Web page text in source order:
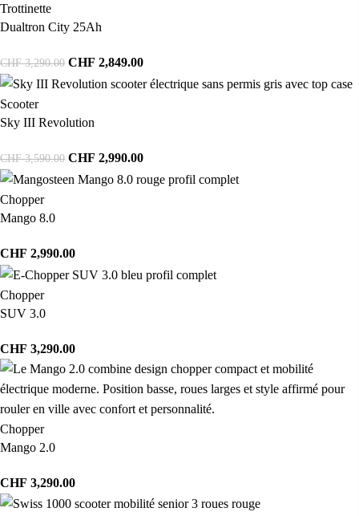
Trottinette
Dualtron City 25Ah
CHF3,290.00 CHF 2,849.00
Scooter
Sky III Revolution
CHF3,590.00 CHF 2,990.00
Chopper
Mango 8.0
CHF 2,990.00
Chopper
SUV 3.0
CHF 3,290.00
Chopper
Mango 2.0
CHF 3,290.00